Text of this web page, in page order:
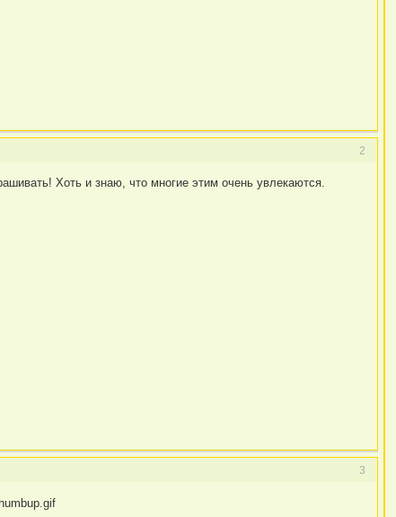
2
Хоть и знаю, что многие этим очень увлекаются.
3